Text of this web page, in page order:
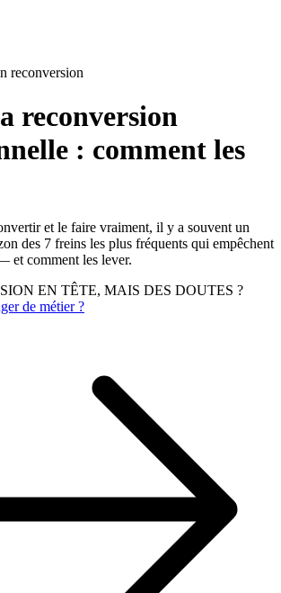
reconversion
reconversion
: comment les
et le faire vraiment, il y a souvent un
des 7 freins les plus fréquents qui empêchent
et comment les lever.
EN TÊTE, MAIS DES DOUTES ?
de métier ?